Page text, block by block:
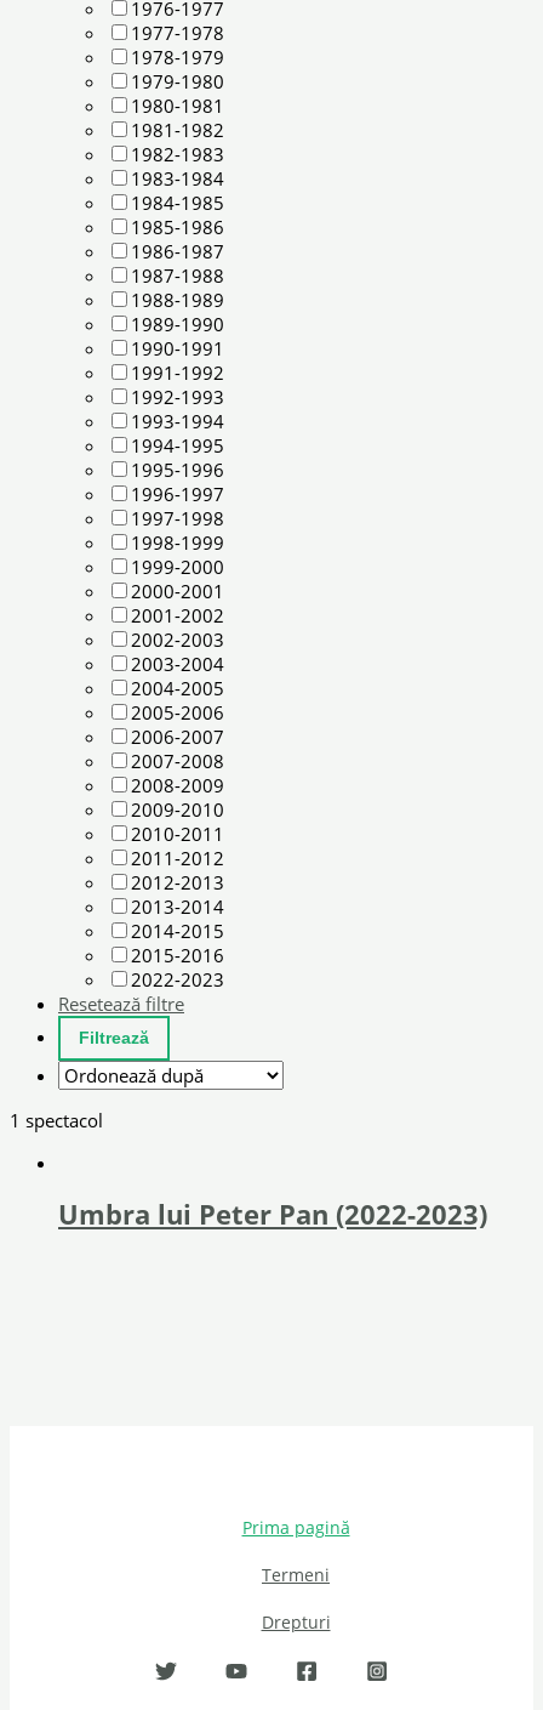
1976-1977
1977-1978
1978-1979
1979-1980
1980-1981
1981-1982
1982-1983
1983-1984
1984-1985
1985-1986
1986-1987
1987-1988
1988-1989
1989-1990
1990-1991
1991-1992
1992-1993
1993-1994
1994-1995
1995-1996
1996-1997
1997-1998
1998-1999
1999-2000
2000-2001
2001-2002
2002-2003
2003-2004
2004-2005
2005-2006
2006-2007
2007-2008
2008-2009
2009-2010
2010-2011
2011-2012
2012-2013
2013-2014
2014-2015
2015-2016
2022-2023
Resetează filtre
1 spectacol
Umbra lui Peter Pan (2022-2023)
Prima pagină
Termeni
Drepturi